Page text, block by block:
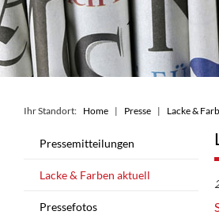
Ihr Standort: Home Presse Lacke &
Pressemitteilungen
Lacke & Farben aktuell
Pressefotos